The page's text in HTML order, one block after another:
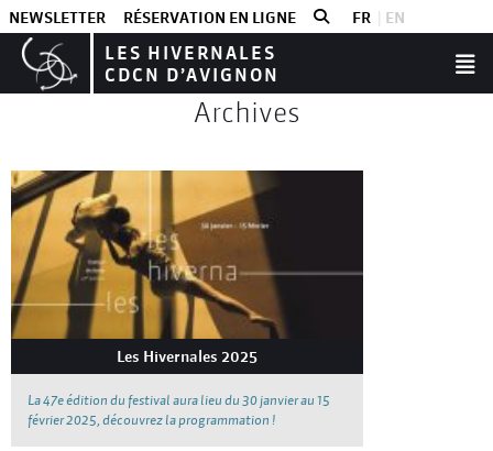
NEWSLETTER RÉSERVATION EN LIGNE FR EN
LES HIVERNALES
CDCN D’AVIGNON
Archives
Les Hivernales 2025
La 47e édition du festival aura lieu du 30 janvier au 15
février 2025, découvrez la programmation !